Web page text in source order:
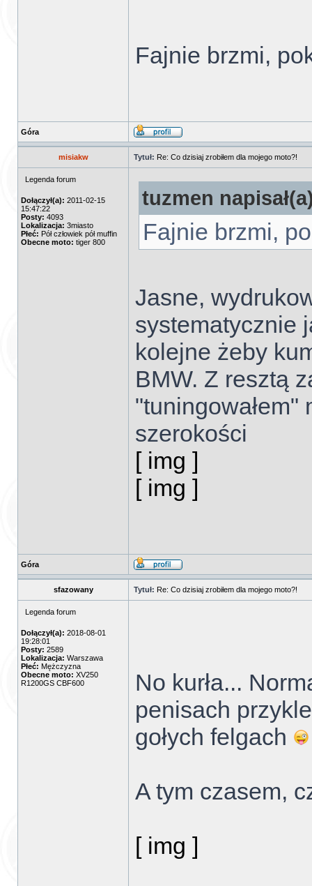
Fajnie brzmi,
Góra
misiakw Tytuł: Re: Co dzisiaj zrobiłem dla mojego moto?!
Legenda forum
Dołączył(a): 2011-02-15
15:47:22
Posty: 4093
Lokalizacja: 3miasto
Płeć: Pół człowiek pół muffin
Obecne moto: tiger 800
tuzmen
Fajnie brzmi,
Jasne,
systematycznie
kolejne żeby
BMW. Z resztą
"tuningowałem"
szerokości
[ img ]
[ img ]
Góra
sfazowany Tytuł: Re: Co dzisiaj zrobiłem dla mojego moto?!
Legenda forum
Dołączył(a): 2018-08-01
19:28:01
Posty: 2589
Lokalizacja: Warszawa
Płeć: Mężczyzna
Obecne moto: XV250
R1200GS CBF600
No kurła...
penisach
gołych felgach
A tym czasem,
[ img ]